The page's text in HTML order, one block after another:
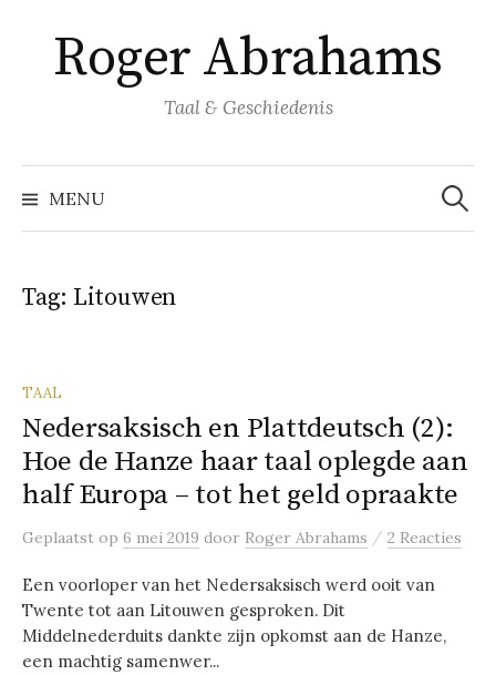
inhoud
springen
Roger Abrahams
Taal & Geschiedenis
MENU
Zoeken
naar:
Tag: Litouwen
TAAL
Nedersaksisch en Plattdeutsch (2):
Hoe de Hanze haar taal oplegde aan
half Europa – tot het geld opraakte
Geplaatst op 6 mei 2019 door Roger Abrahams / 2 Reacties
Een voorloper van het Nedersaksisch werd ooit van
Twente tot aan Litouwen gesproken. Dit
Middelnederduits dankte zijn opkomst aan de Hanze,
een machtig samenwer...